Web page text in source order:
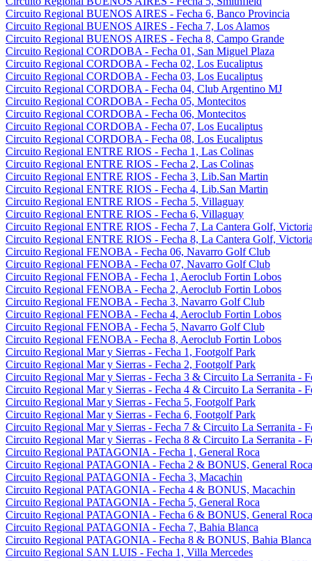
Circuito Regional BUENOS AIRES - Fecha 6, Banco Provincia
Circuito Regional BUENOS AIRES - Fecha 7, Los Alamos
Circuito Regional BUENOS AIRES - Fecha 8, Campo Grande
Circuito Regional CORDOBA - Fecha 01, San Miguel Plaza
Circuito Regional CORDOBA - Fecha 02, Los Eucaliptus
Circuito Regional CORDOBA - Fecha 03, Los Eucaliptus
Circuito Regional CORDOBA - Fecha 04, Club Argentino MJ
Circuito Regional CORDOBA - Fecha 05, Montecitos
Circuito Regional CORDOBA - Fecha 06, Montecitos
Circuito Regional CORDOBA - Fecha 07, Los Eucaliptus
Circuito Regional CORDOBA - Fecha 08, Los Eucaliptus
Circuito Regional ENTRE RIOS - Fecha 1, Las Colinas
Circuito Regional ENTRE RIOS - Fecha 2, Las Colinas
Circuito Regional ENTRE RIOS - Fecha 3, Lib.San Martin
Circuito Regional ENTRE RIOS - Fecha 4, Lib.San Martin
Circuito Regional ENTRE RIOS - Fecha 5, Villaguay
Circuito Regional ENTRE RIOS - Fecha 6, Villaguay
Circuito Regional ENTRE RIOS - Fecha 7, La Cantera Golf, Victoria
Circuito Regional ENTRE RIOS - Fecha 8, La Cantera Golf, Victoria
Circuito Regional FENOBA - Fecha 06, Navarro Golf Club
Circuito Regional FENOBA - Fecha 07, Navarro Golf Club
Circuito Regional FENOBA - Fecha 1, Aeroclub Fortin Lobos
Circuito Regional FENOBA - Fecha 2, Aeroclub Fortin Lobos
Circuito Regional FENOBA - Fecha 3, Navarro Golf Club
Circuito Regional FENOBA - Fecha 4, Aeroclub Fortin Lobos
Circuito Regional FENOBA - Fecha 5, Navarro Golf Club
Circuito Regional FENOBA - Fecha 8, Aeroclub Fortin Lobos
Circuito Regional Mar y Sierras - Fecha 1, Footgolf Park
Circuito Regional Mar y Sierras - Fecha 2, Footgolf Park
Circuito Regional Mar y Sierras - Fecha 3 & Circuito La Serranita -
Circuito Regional Mar y Sierras - Fecha 4 & Circuito La Serranita -
Circuito Regional Mar y Sierras - Fecha 5, Footgolf Park
Circuito Regional Mar y Sierras - Fecha 6, Footgolf Park
Circuito Regional Mar y Sierras - Fecha 7 & Circuito La Serranita -
Circuito Regional Mar y Sierras - Fecha 8 & Circuito La Serranita -
Circuito Regional PATAGONIA - Fecha 1, General Roca
Circuito Regional PATAGONIA - Fecha 2 & BONUS, General Roca
Circuito Regional PATAGONIA - Fecha 3, Macachin
Circuito Regional PATAGONIA - Fecha 4 & BONUS, Macachin
Circuito Regional PATAGONIA - Fecha 5, General Roca
Circuito Regional PATAGONIA - Fecha 6 & BONUS, General Roca
Circuito Regional PATAGONIA - Fecha 7, Bahia Blanca
Circuito Regional PATAGONIA - Fecha 8 & BONUS, Bahia Blanca
Circuito Regional SAN LUIS - Fecha 1, Villa Mercedes